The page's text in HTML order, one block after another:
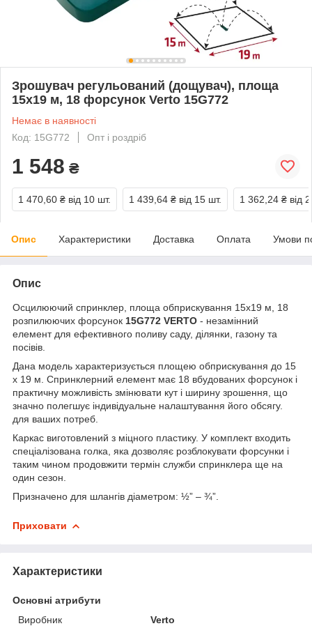
Зрошувач регульований (дощувач), площа
15х19 м, 18 форсунок Verto 15G772
Немає в наявності
Код: 15G772
Опт і роздріб
1 548 ₴
1 470,60 ₴ від 10 шт. 1 439,64 ₴ від 15 шт. 1 362,24 ₴ від
Опис Характеристики Доставка Оплата Умови
Опис
Осцилюючий спринклер, площа обприскування 15х19 м, 18
розпилюючих форсунок 15G772 VERTO - незамінний
елемент для ефективного поливу саду, ділянки, газону та
посівів.
Дана модель характеризується площею обприскування до 15
х 19 м. Спринклерний елемент має 18 вбудованих форсунок і
практичну можливість змінювати кут і ширину зрошення, що
значно полегшує індивідуальне налаштування його обсягу.
для ваших потреб.
Каркас виготовлений з міцного пластику. У комплект входить
спеціалізована голка, яка дозволяє розблокувати форсунки і
таким чином продовжити термін служби спринклера ще на
один сезон.
Призначено для шлангів діаметром: ½” – ¾”.
Приховати
Характеристики
Основні атрибути
Виробник
Verto